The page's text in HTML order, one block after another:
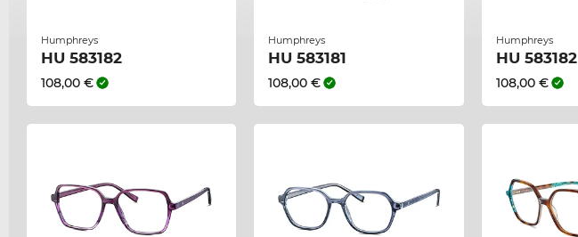
Humphreys
HU 583182
108,00 €
Humphreys
HU 583181
108,00 €
Humphreys
HU 583182
108,00 €